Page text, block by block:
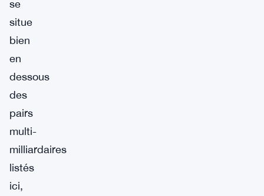
se
situe
bien
en
dessous
des
pairs
multi-
milliardaires
listés
ici,